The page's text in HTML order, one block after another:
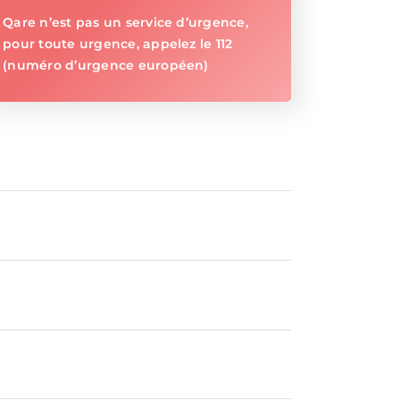
Qare n’est pas un service d’urgence,
pour toute urgence, appelez le 112
(numéro d’urgence européen)